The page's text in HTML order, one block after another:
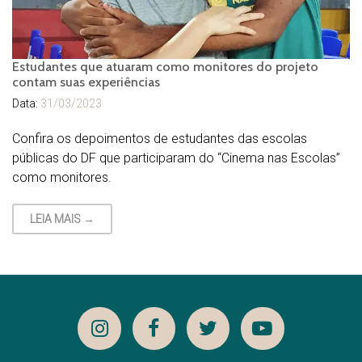
Estudantes que atuaram como monitores do projeto
contam suas experiências
Data: 31/03/2023
Confira os depoimentos de estudantes das escolas
públicas do DF que participaram do “Cinema nas Escolas”
como monitores.
LEIA MAIS →